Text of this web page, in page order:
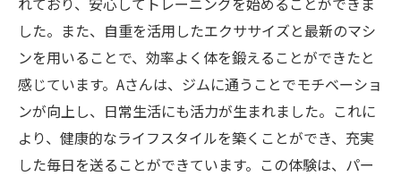
した。また、自重を活用したエクササイズと最新のマシ
ンを用いることで、効率よく体を鍛えることができたと
感じています。Aさんは、ジムに通うことでモチベーショ
ンが向上し、日常生活にも活力が生まれました。これに
より、健康的なライフスタイルを築くことができ、充実
した毎日を送ることができています。この体験は、パー